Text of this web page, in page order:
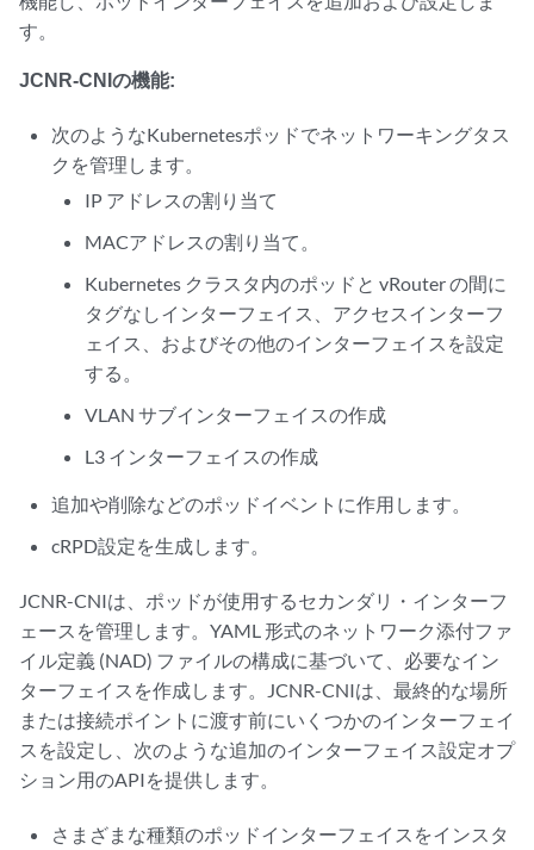
す。
JCNR-CNIの機能:
次のようなKubernetesポッドでネットワーキングタス
クを管理します。
IP アドレスの割り当て
MACアドレスの割り当て。
Kubernetes クラスタ内のポッドと vRouter の間に
タグなしインターフェイス、アクセスインターフ
ェイス、およびその他のインターフェイスを設定
する。
VLAN サブインターフェイスの作成
L3 インターフェイスの作成
追加や削除などのポッドイベントに作用します。
cRPD設定を生成します。
JCNR-CNIは、ポッドが使用するセカンダリ・インターフ
ェースを管理します。YAML 形式のネットワーク添付ファ
イル定義 (NAD) ファイルの構成に基づいて、必要なイン
ターフェイスを作成します。JCNR-CNIは、最終的な場所
または接続ポイントに渡す前にいくつかのインターフェイ
スを設定し、次のような追加のインターフェイス設定オプ
ション用のAPIを提供します。
さまざまな種類のポッドインターフェイスをインスタ